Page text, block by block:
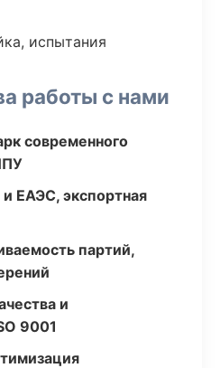
испытания
работы с нами
современного
ЕАЭС, экспортная
партий,
и
9001